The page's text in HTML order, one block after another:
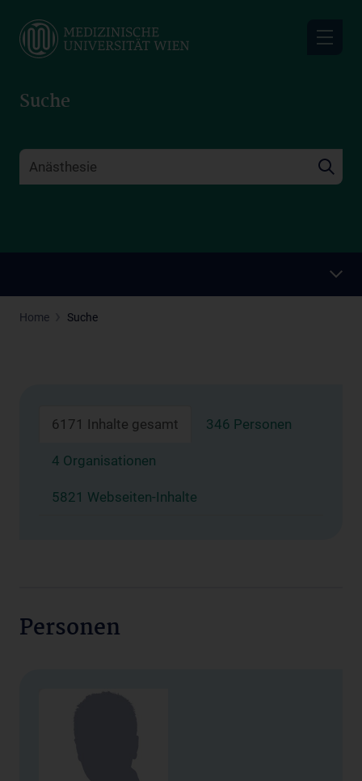
main
Suche
Home Suche
6171 Inhalte gesamt 346 Personen
4 Organisationen
5821 Webseiten-Inhalte
Personen